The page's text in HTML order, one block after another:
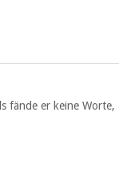
er keine Worte,